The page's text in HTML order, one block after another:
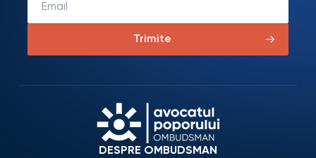
Trimite
DESPRE OMBUDSMAN